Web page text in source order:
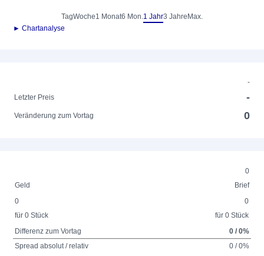
TagWoche1 Monat6 Mon.1 Jahr3 Jahre Max.
► Chartanalyse
-
Letzter Preis
-
Veränderung zum Vortag 0
0
Geld
Brief
0
für 0 Stück
0
für 0 Stück
Differenz zum Vortag
0 / 0%
Spread absolut / relativ
0 / 0%